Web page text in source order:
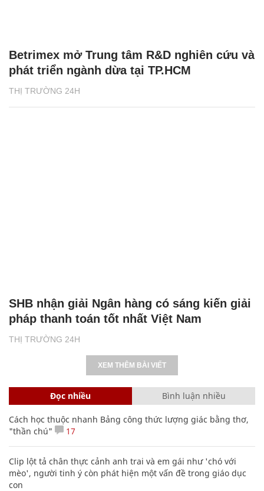
THỊ TRƯỜNG 24H
Betrimex mở Trung tâm R&D nghiên cứu và
phát triển ngành dừa tại TP.HCM
THỊ TRƯỜNG 24H
SHB nhận giải Ngân hàng có sáng kiến giải
pháp thanh toán tốt nhất Việt Nam
XEM THÊM BÀI VIẾT
Đọc nhiều Bình luận nhiều
Cách học thuộc nhanh Bảng công thức lượng giác bằng thơ,
"thần chú"
17
Clip lột tả chân thực cảnh anh trai và em gái như 'chó với
mèo', người tinh ý còn phát hiện một vấn đề trong giáo dục
con